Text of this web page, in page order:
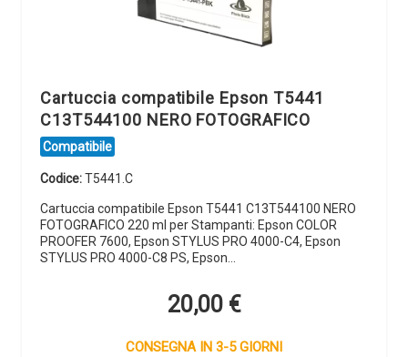
Cartuccia compatibile Epson T5441
C13T544100 NERO FOTOGRAFICO
Compatibile
Codice:T5441.C
Cartuccia compatibile Epson T5441 C13T544100 NERO
FOTOGRAFICO 220 ml per Stampanti: Epson COLOR
PROOFER 7600, Epson STYLUS PRO 4000-C4, Epson
STYLUS PRO 4000-C8 PS, Epson…
20,00 €
CONSEGNA IN 3-5 GIORNI